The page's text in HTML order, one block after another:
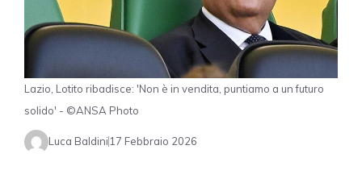
Lazio, Lotito ribadisce: 'Non è in vendita, puntiamo a un futuro
solido' - ©ANSA Photo
Luca Baldini17 Febbraio 2026